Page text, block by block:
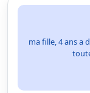
ma fille, 4 ans a